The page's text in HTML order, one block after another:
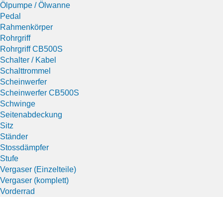
Ölpumpe / Ölwanne
Pedal
Rahmenkörper
Rohrgriff
Rohrgriff CB500S
Schalter / Kabel
Schalttrommel
Scheinwerfer
Scheinwerfer CB500S
Schwinge
Seitenabdeckung
Sitz
Ständer
Stossdämpfer
Stufe
Vergaser (Einzelteile)
Vergaser (komplett)
Vorderrad